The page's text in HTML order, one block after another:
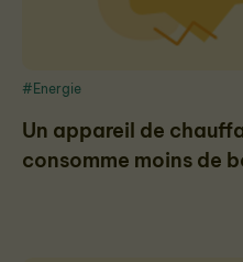
Un appareil de
consomme moins de
#Energie